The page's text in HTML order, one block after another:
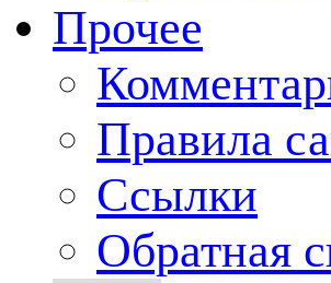
Прочее
Правила
Ссылки
Обратная